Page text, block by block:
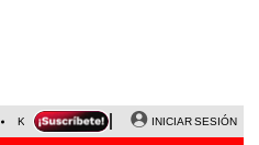
KEIKO FUJIMORI NALDY SALDAÑA
INICIAR SESIÓN